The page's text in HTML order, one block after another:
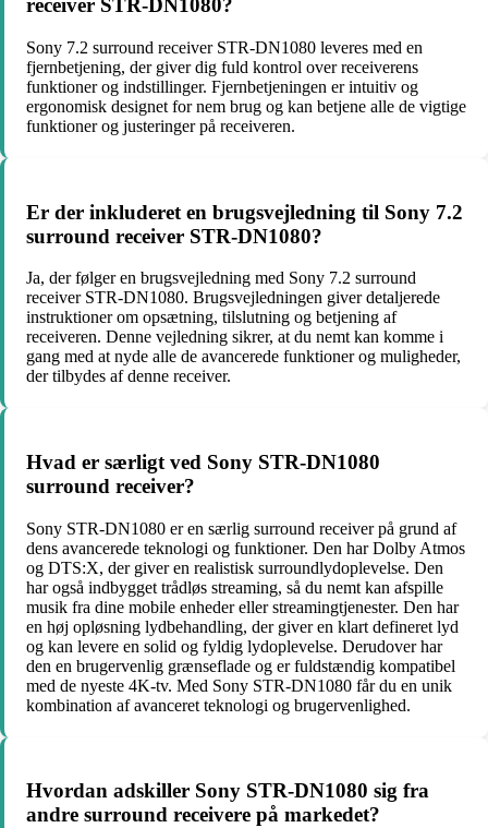
receiver STR-DN1080?
Sony 7.2 surround receiver STR-DN1080 leveres med en
fjernbetjening, der giver dig fuld kontrol over receiverens
funktioner og indstillinger. Fjernbetjeningen er intuitiv og
ergonomisk designet for nem brug og kan betjene alle de vigtige
funktioner og justeringer på receiveren.
Er der inkluderet en brugsvejledning til Sony 7.2
surround receiver STR-DN1080?
Ja, der følger en brugsvejledning med Sony 7.2 surround
receiver STR-DN1080. Brugsvejledningen giver detaljerede
instruktioner om opsætning, tilslutning og betjening af
receiveren. Denne vejledning sikrer, at du nemt kan komme i
gang med at nyde alle de avancerede funktioner og muligheder,
der tilbydes af denne receiver.
Hvad er særligt ved Sony STR-DN1080
surround receiver?
Sony STR-DN1080 er en særlig surround receiver på grund af
dens avancerede teknologi og funktioner. Den har Dolby Atmos
og DTS:X, der giver en realistisk surroundlydoplevelse. Den
har også indbygget trådløs streaming, så du nemt kan afspille
musik fra dine mobile enheder eller streamingtjenester. Den har
en høj opløsning lydbehandling, der giver en klart defineret lyd
og kan levere en solid og fyldig lydoplevelse. Derudover har
den en brugervenlig grænseflade og er fuldstændig kompatibel
med de nyeste 4K-tv. Med Sony STR-DN1080 får du en unik
kombination af avanceret teknologi og brugervenlighed.
Hvordan adskiller Sony STR-DN1080 sig fra
andre surround receivere på markedet?